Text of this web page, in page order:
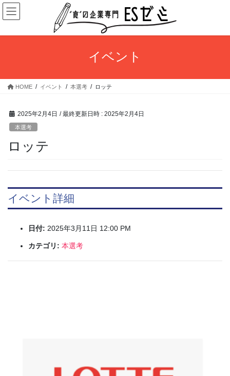
コ
ン
ン
キ
ナ
ビ
ー
に
イベント
HOME イベント 本選考 ロッテ
2025年2月4日 / 最終更新日時 : 2025年2月4日
本選考
ロッテ
イベント詳細
日付: 2025年3月11日 12:00 PM
カテゴリ: 本選考